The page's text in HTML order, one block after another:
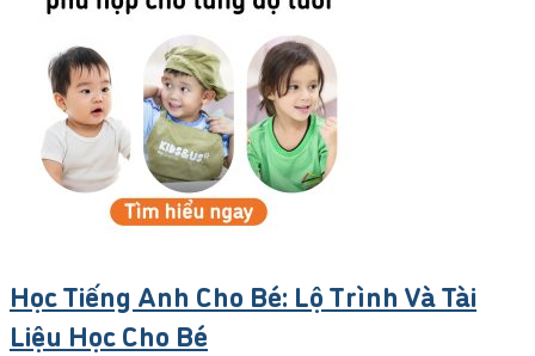
Học Tiếng Anh Cho Bé: Lộ Trình Và Tài
Liệu Học Cho Bé